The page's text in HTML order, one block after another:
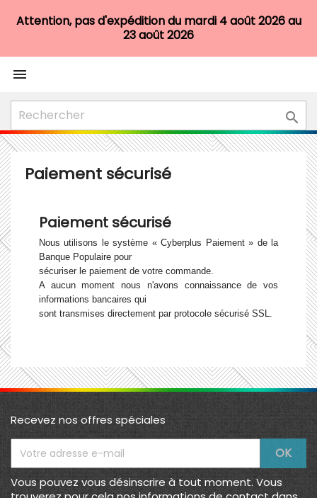
Attention, pas d'expédition du mardi 4 août 2026 au
23 août 2026


Paiement sécurisé
Paiement sécurisé
Nous utilisons le système « Cyberplus Paiement » de la
Banque Populaire pour
sécuriser le paiement de votre commande.
A aucun moment nous n'avons connaissance de vos
informations bancaires qui
sont transmises directement par protocole sécurisé SSL.
Recevez nos offres spéciales
Vous pouvez vous désinscrire à tout moment. Vous